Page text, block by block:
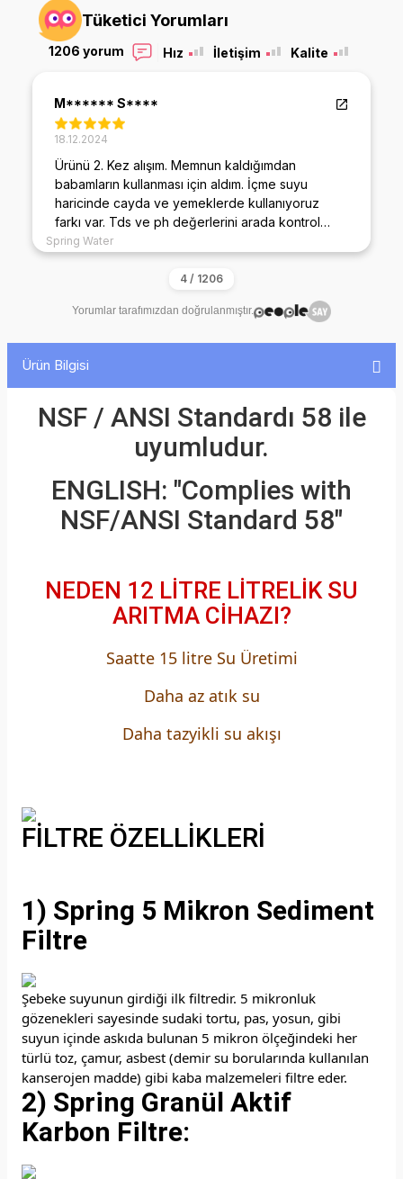
Tüketici Yorumları
1206 yorum Hız İletişim Kalite
M****** S****
18.12.2024
Ürünü 2. Kez alışım. Memnun kaldığımdan
babamların kullanması için aldım. İçme suyu
haricinde cayda ve yemeklerde kullanıyoruz
farkı var. Tds ve ph değerlerini arada kontrol
ediyorum sürekli benzer değerde. ilkini alalı 4 yıl
oldu filtreleride aynı marka tercih ediyorum
ağırlığı bile diğer marka filtrelerden fazla. Şuan 3.
ariticiyida alacağım dükkanda kullanmak için.
Spring Water
Yorumlar tarafımızdan doğrulanmıştır.
Ürün Bilgisi
NSF / ANSI Standardı 58 ile
uyumludur.
ENGLISH: "Complies with
NSF/ANSI Standard 58"
NEDEN 12 LİTRE LİTRELİK SU
ARITMA CİHAZI?
Saatte 15 litre Su Üretimi
Daha az atık su
Daha tazyikli su akışı
FİLTRE ÖZELLİKLERİ
1) Spring 5 Mikron Sediment
Filtre
Şebeke suyunun girdiği ilk filtredir. 5 mikronluk
gözenekleri sayesinde sudaki tortu, pas, yosun, gibi
suyun içinde askıda bulunan 5 mikron ölçeğindeki her
türlü toz, çamur, asbest (demir su borularında kullanılan
kanserojen madde) gibi kaba malzemeleri filtre eder.
2) Spring Granül Aktif
Karbon Filtre: